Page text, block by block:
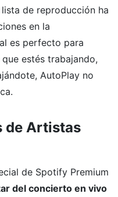
de reproducción ha
en la
es perfecto para
estés trabajando,
AutoPlay no
de Artistas
de Spotify Premium
del concierto en vivo